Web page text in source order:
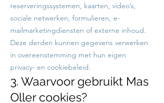
reserveringssystemen, kaarten, video’s,
sociale netwerken, formulieren, e-
mailmarketingdiensten of externe inhoud.
Deze derden kunnen gegevens verwerken
in overeenstemming met hun eigen
privacy- en cookiebeleid.
3. Waarvoor gebruikt Mas
Oller cookies?